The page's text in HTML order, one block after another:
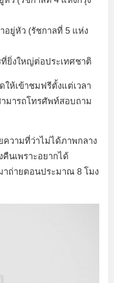
อยู่หัว (รัชกาลที่ 5 แห่ง
ยิ่งใหญ่ต่อประเทศชาติ
ห้เข้าชมฟรีตั้งแต่เวลา
ามารถโทรศัพท์สอบถาม
วามที่ว่าไม่ได้ภาพกลาง
นเพราะอยากได้
าถ่ายตอนประมาณ 8 โมง